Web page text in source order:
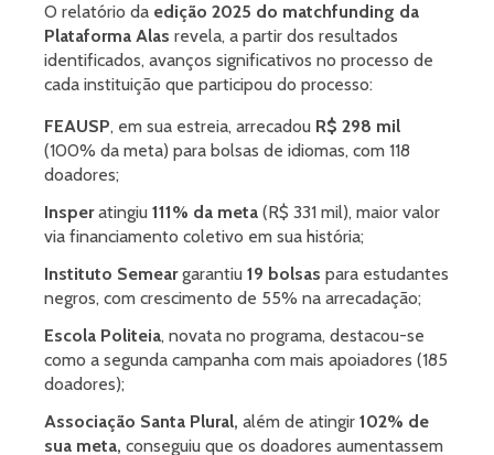
O relatório da edição 2025 do matchfunding da
Plataforma Alas revela, a partir dos resultados
identificados, avanços significativos no processo de
cada instituição que participou do processo:
FEAUSP, em sua estreia, arrecadou R$ 298 mil
(100% da meta) para bolsas de idiomas, com 118
doadores;
Insperatingiu 111% da meta (R$ 331 mil), maior valor
via financiamento coletivo em sua história;
Instituto Semeargarantiu 19 bolsas para estudantes
negros, com crescimento de 55% na arrecadação;
Escola Politeia, novata no programa, destacou-se
como a segunda campanha com mais apoiadores (185
doadores);
Associação Santa Plural, além de atingir 102% de
sua meta, conseguiu que os doadores aumentassem